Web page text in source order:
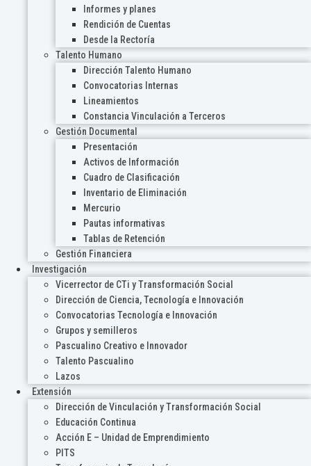
Informes y planes
Rendición de Cuentas
Desde la Rectoría
Talento Humano
Dirección Talento Humano
Convocatorias Internas
Lineamientos
Constancia Vinculación a Terceros
Gestión Documental
Presentación
Activos de Información
Cuadro de Clasificación
Inventario de Eliminación
Mercurio
Pautas informativas
Tablas de Retención
Gestión Financiera
Investigación
Vicerrector de CTi y Transformación Social
Dirección de Ciencia, Tecnología e Innovación
Convocatorias Tecnología e Innovación
Grupos y semilleros
Pascualino Creativo e Innovador
Talento Pascualino
Lazos
Extensión
Dirección de Vinculación y Transformación Social
Educación Continua
Acción E – Unidad de Emprendimiento
PITS